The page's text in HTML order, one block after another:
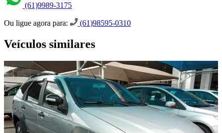
(61)9989-3175
Ou ligue agora para: (61)98595-0310
Veículos similares